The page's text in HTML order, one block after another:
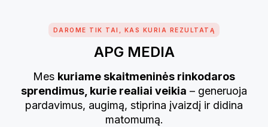
DAROME TIK TAI, KAS KURIA REZULTATĄ
APG MEDIA
Mes kuriame skaitmeninės rinkodaros
sprendimus, kurie realiai veikia – generuoja
pardavimus, augimą, stiprina įvaizdį ir didina
matomumą.